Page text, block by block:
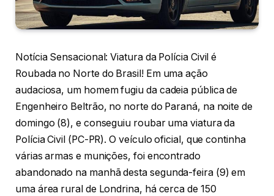
Notícia Sensacional: Viatura da Polícia Civil é
Roubada no Norte do Brasil! Em uma ação
audaciosa, um homem fugiu da cadeia pública de
Engenheiro Beltrão, no norte do Paraná, na noite de
domingo (8), e conseguiu roubar uma viatura da
Polícia Civil (PC-PR). O veículo oficial, que continha
várias armas e munições, foi encontrado
abandonado na manhã desta segunda-feira (9) em
uma área rural de Londrina, há cerca de 150